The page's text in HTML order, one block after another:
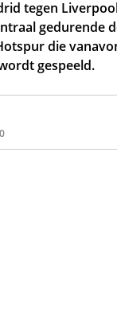
tegen
gedurende
die
gespeeld.
0